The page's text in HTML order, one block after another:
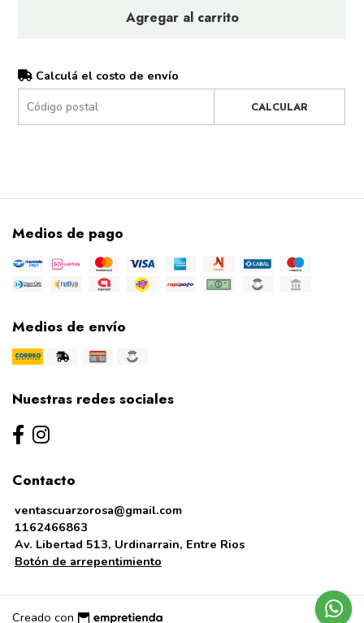
Agregar al carrito
Calculá el costo de envío
CALCULAR
Medios de pago
Medios de envío
Nuestras redes sociales
Contacto
ventascuarzorosa@gmail.com
1162466863
Av. Libertad 513, Urdinarrain, Entre Rios
Botón de arrepentimiento
Creado con